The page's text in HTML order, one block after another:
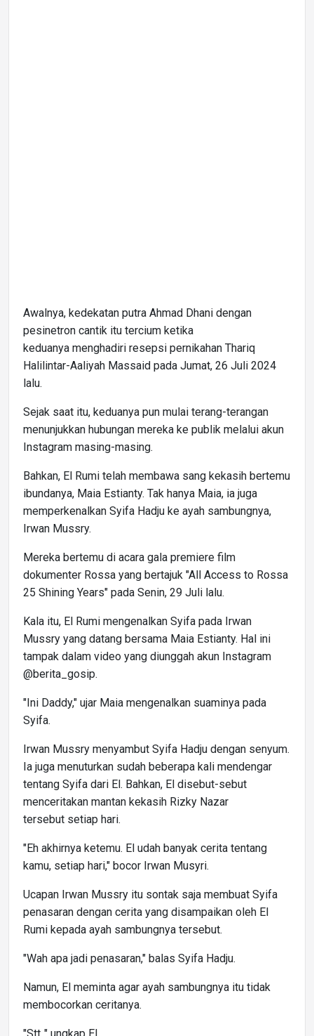
Awalnya, kedekatan putra Ahmad Dhani dengan
pesinetron cantik itu tercium ketika
keduanya menghadiri resepsi pernikahan Thariq
Halilintar-Aaliyah Massaid pada Jumat, 26 Juli 2024
lalu.
Sejak saat itu, keduanya pun mulai terang-terangan
menunjukkan hubungan mereka ke publik melalui akun
Instagram masing-masing.
Bahkan, El Rumi telah membawa sang kekasih bertemu
ibundanya, Maia Estianty. Tak hanya Maia, ia juga
memperkenalkan Syifa Hadju ke ayah sambungnya,
Irwan Mussry.
Mereka bertemu di acara gala premiere film
dokumenter Rossa yang bertajuk "All Access to Rossa
25 Shining Years" pada Senin, 29 Juli lalu.
Kala itu, El Rumi mengenalkan Syifa pada Irwan
Mussry yang datang bersama Maia Estianty. Hal ini
tampak dalam video yang diunggah akun Instagram
@berita_gosip.
"Ini Daddy," ujar Maia mengenalkan suaminya pada
Syifa.
Irwan Mussry menyambut Syifa Hadju dengan senyum.
Ia juga menuturkan sudah beberapa kali mendengar
tentang Syifa dari El. Bahkan, El disebut-sebut
menceritakan mantan kekasih Rizky Nazar
tersebut setiap hari.
"Eh akhirnya ketemu. El udah banyak cerita tentang
kamu, setiap hari," bocor Irwan Musyri.
Ucapan Irwan Mussry itu sontak saja membuat Syifa
penasaran dengan cerita yang disampaikan oleh El
Rumi kepada ayah sambungnya tersebut.
"Wah apa jadi penasaran," balas Syifa Hadju.
Namun, El meminta agar ayah sambungnya itu tidak
membocorkan ceritanya.
"Stt.." ungkap El.